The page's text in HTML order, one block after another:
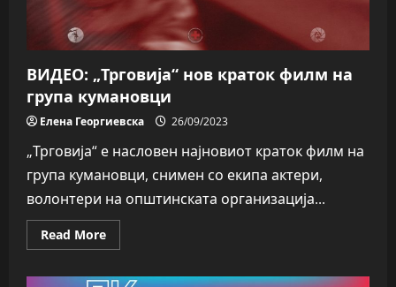
ВИДЕО: „Трговија“ нов краток филм на
група кумановци
Елена Георгиевска 26/09/2023
„Трговија“ е насловен најновиот краток филм на
група кумановци, снимен со екипа актери,
волонтери на општинската организација...
Read MoreRead
more
„Трговија“